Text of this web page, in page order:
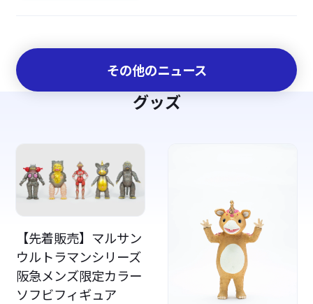
その他のニュース
グッズ
【先着販売】マルサン
ウルトラマンシリーズ
阪急メンズ限定カラー
ソフビフィギュア